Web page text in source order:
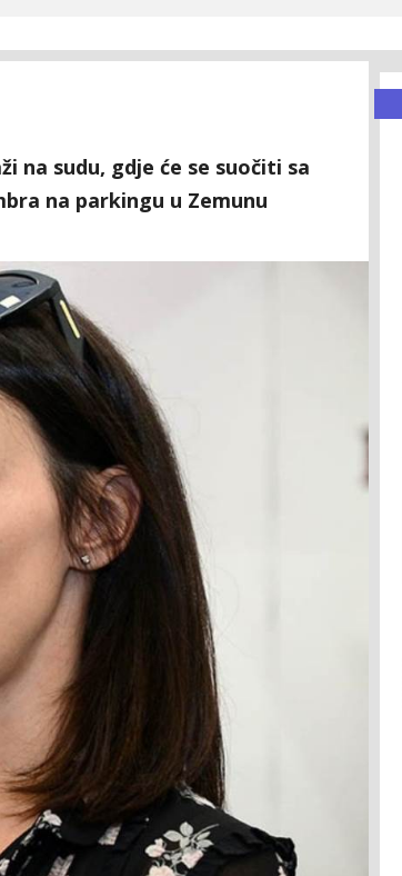
na sudu, gdje će se suočiti sa
na parkingu u Zemunu